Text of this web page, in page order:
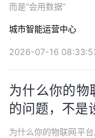
而是“会用数据”
城市智能运营中心
2026-07-16
为什么你的物
的问题，不是
为什么你的物联网平